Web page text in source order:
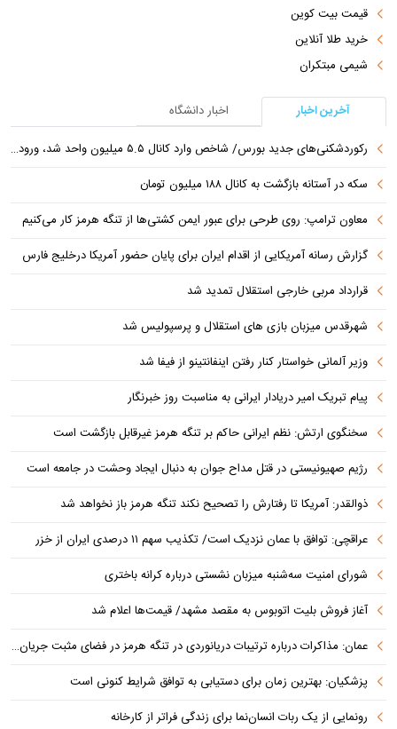
قیمت بیت کوین
خرید طلا آنلاین
شیمی مبتکران
آخرین اخبار
اخبار دانشگاه
رکوردشکنی‌های جدید بورس/ شاخص وارد کانال ۵.۵ میلیون واحد شد، ورود ۹ همت پول حقیقی
سکه در آستانه بازگشت به کانال ۱۸۸ میلیون تومان
معاون ترامپ: روی طرحی برای عبور ایمن کشتی‌ها از تنگه هرمز کار می‌کنیم
گزارش رسانه آمریکایی از اقدام ایران برای پایان حضور آمریکا درخلیج فارس
قرارداد مربی خارجی استقلال تمدید شد
شهرقدس میزبان بازی های استقلال و پرسپولیس شد
وزیر آلمانی خواستار کنار رفتن اینفانتینو از فیفا شد
پیام تبریک امیر دریادار ایرانی به مناسبت روز خبرنگار
سخنگوی ارتش: نظم ایرانی حاکم بر تنگه هرمز غیرقابل بازگشت است
رژیم صهیونیستی در قتل مداح جوان به دنبال ایجاد وحشت در جامعه است
ذوالقدر: آمریکا تا رفتارش را تصحیح نکند تنگه هرمز باز نخواهد شد
عراقچی: توافق با عمان نزدیک است/ تکذیب سهم ۱۱ درصدی ایران از خزر
شورای امنیت سه‌شنبه میزبان نشستی درباره کرانه باختری
آغاز فروش بلیت اتوبوس به مقصد مشهد/ قیمت‌ها اعلام شد
عمان: مذاکرات درباره ترتیبات دریانوردی در تنگه هرمز در فضای مثبت جریان دارد
پزشکیان‌: بهترین زمان برای دستیابی به توافق شرایط کنونی است
رونمایی از یک ربات انسان‌نما برای زندگی فراتر از کارخانه